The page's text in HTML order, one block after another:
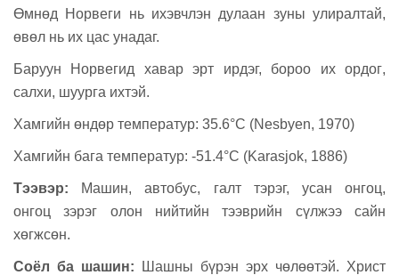
Өмнөд Норвеги нь ихэвчлэн дулаан зуны улиралтай,
өвөл нь их цас унадаг.
Баруун Норвегид хавар эрт ирдэг, бороо их ордог,
салхи, шуурга ихтэй.
Хамгийн өндөр температур: 35.6°C (Nesbyen, 1970)
Хамгийн бага температур: -51.4°C (Karasjok, 1886)
Тээвэр: Mашин, автобус, галт тэрэг, усан онгоц,
онгоц зэрэг олон нийтийнтээврийн сүлжээ сайн
хөгжсөн.
Соёл ба шашин: Шашны бүрэн эрх чөлөөтэй. Христ